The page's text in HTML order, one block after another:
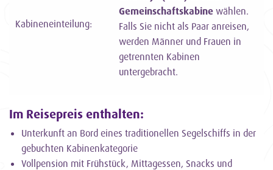
Kabineneinteilung:
Gemeinschaftskabine wählen.
Falls Sie nicht als Paar anreisen,
werden Männer und Frauen in
getrennten Kabinen
untergebracht.
Im Reisepreis enthalten:
Unterkunft an Bord eines traditionellen Segelschiffs in der
gebuchten Kabinenkategorie
Vollpension mit Frühstück, Mittagessen, Snacks und